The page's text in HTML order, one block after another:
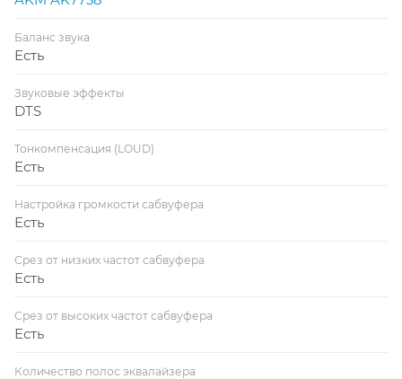
Баланс звука
Есть
Звуковые эффекты
DTS
Тонкомпенсация (LOUD)
Есть
Настройка громкости сабвуфера
Есть
Срез от низких частот сабвуфера
Есть
Срез от высоких частот сабвуфера
Есть
Количество полос эквалайзера